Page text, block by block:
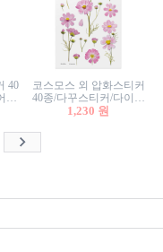
40
리
코스모스 외 압화스티커
40종/다꾸스티커/다이어
리꾸미기/꽃스티커/자연
1,230 원